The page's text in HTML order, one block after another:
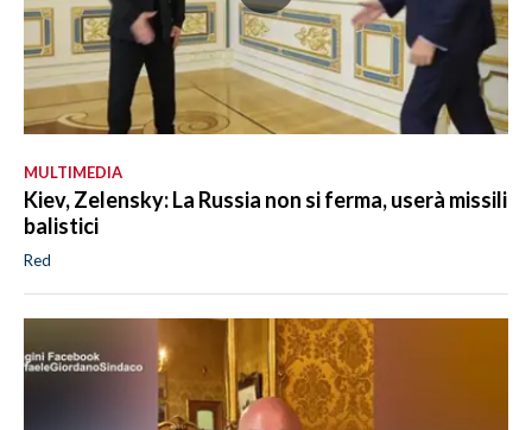
MULTIMEDIA
Kiev, Zelensky: La Russia non si ferma, userà missili
balistici
Red